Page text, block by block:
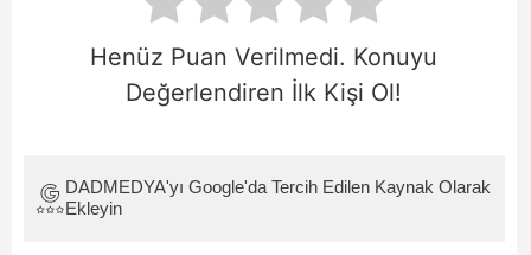
Henüz Puan Verilmedi. Konuyu
Değerlendiren İlk Kişi Ol!
DADMEDYA'yı Google'da Tercih Edilen Kaynak Olarak
Ekleyin